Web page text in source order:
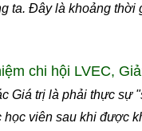
ta. Đây là khoảng
chi hội LVEC,
Giá trị là phải thực sự
viên sau khi được